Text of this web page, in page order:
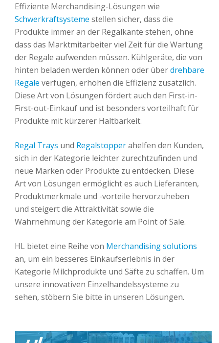
Effiziente Merchandising-Lösungen wie
Schwerkraftsysteme stellen sicher, dass die
Produkte immer an der Regalkante stehen, ohne
dass das Marktmitarbeiter viel Zeit für die Wartung
der Regale aufwenden müssen. Kühlgeräte, die von
hinten beladen werden können oder überdrehbare
Regale verfügen, erhöhen die Effizienz zusätzlich.
Diese Art von Lösungen fördert auch den First-in-
First-out-Einkauf und ist besonders vorteilhaft für
Produkte mit kürzerer Haltbarkeit.
Regal Trays und Regalstopperahelfen den Kunden,
sich in der Kategorie leichter zurechtzufinden und
neue Marken oder Produkte zu entdecken. Diese
Art von Lösungen ermöglicht es auch Lieferanten,
Produktmerkmale und -vorteile hervorzuheben
und steigert die Attraktivität sowie die
Wahrnehmung der Kategorie am Point of Sale.
HL bietet eine Reihe von Merchandising solutions
an, um ein besseres Einkaufserlebnis in der
Kategorie Milchprodukte und Säfte zu schaffen. Um
unsere innovativen Einzelhandelssysteme zu
sehen, stöbern Sie bitte in unseren Lösungen.